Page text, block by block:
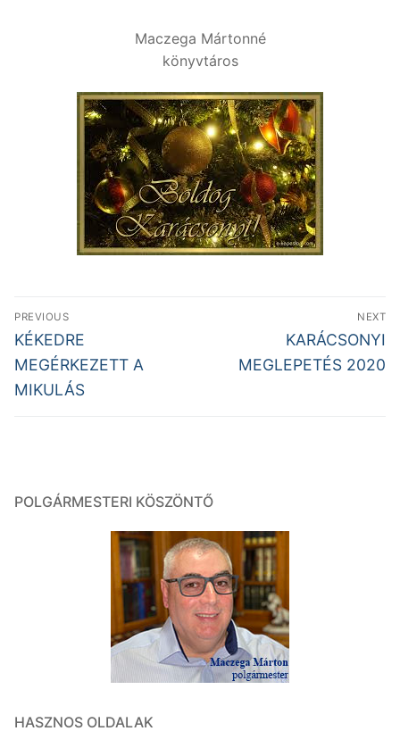
Maczega Mártonné
könyvtáros
Bejegyzés
navigáció
PREVIOUS
Previous
post:
KÉKEDRE
MEGÉRKEZETT A
MIKULÁS
NEXT
Next
post:
KARÁCSONYI
MEGLEPETÉS 2020
POLGÁRMESTERI KÖSZÖNTŐ
HASZNOS OLDALAK